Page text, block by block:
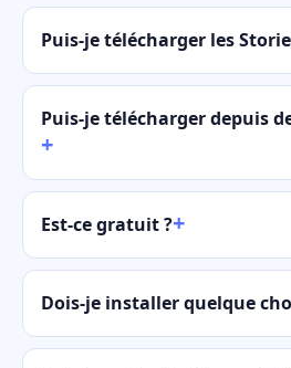
Puis-je télécharger les
Puis-je télécharger depuis
Est-ce gratuit ?
Dois-je installer quelque